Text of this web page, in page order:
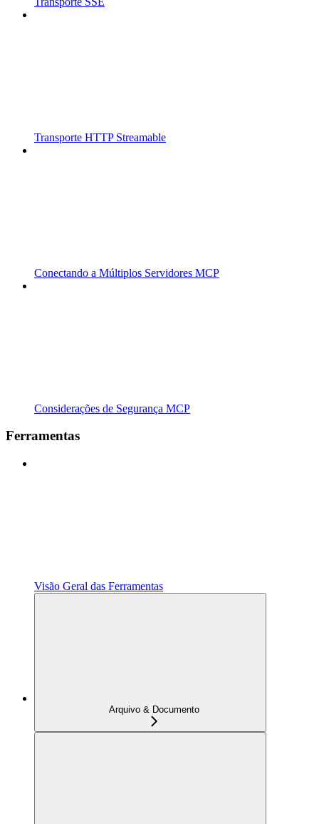
Transporte HTTP Streamable
Conectando a Múltiplos Servidores MCP
Considerações de Segurança MCP
Ferramentas
Visão Geral das Ferramentas
Arquivo & Documento